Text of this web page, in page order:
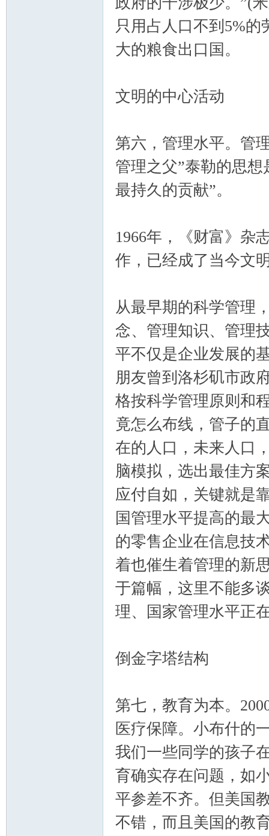
只用占人口不到5%
大的粮食出口国。
文明的中心活动
第六，管理水平。管
管理之父”泰勒的思
最持久的贡献”。
1966年，《财富》杂
作，已经成了当今文
从最早期的科学管理
念、管理知识、管理
平不仅是企业发展的
朋友曾到洛杉矶市政
格按科学管理原则和
竟怎么布线，管子的
在的人口，未来人口
脑模拟，选出最佳方
应付自如，关键就是
国管理水平提高的最
的零售企业在信息技
着也催生着管理的新
于篇幅，这里不能多
理、国家管理水平正
倒金字塔结构
第七，教育为本。
医疗保障。小布什的
我们一些同学的孩子
育确实存在问题，如
平参差不齐。但美国
不错，而且美国的教